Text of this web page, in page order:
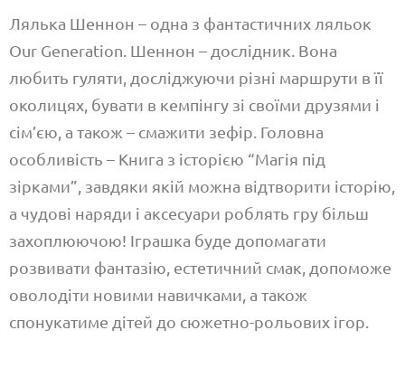
Лялька Шеннон – одна з фантастичних ляльок
Our Generation. Шеннон – дослідник. Вона
любить гуляти, досліджуючи різні маршрути в її
околицях, бувати в кемпінгу зі своїми друзями і
сім’єю, а також – смажити зефір. Головна
особливість – Книга з історією “Магія під
зірками”, завдяки якій можна відтворити історію,
а чудові наряди і аксесуари роблять гру більш
захоплюючою! Іграшка буде допомагати
розвивати фантазію, естетичний смак, допоможе
оволодіти новими навичками, а також
спонукатиме дітей до сюжетно-рольових ігор.